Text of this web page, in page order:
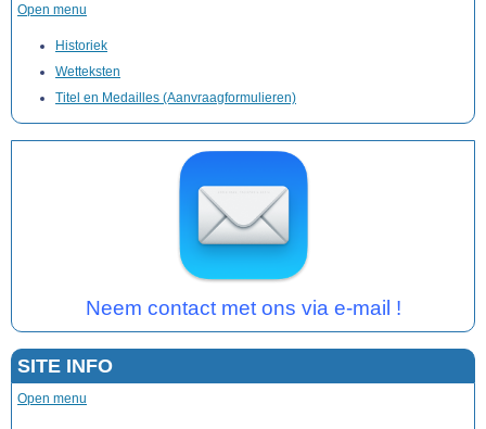
Open menu
Historiek
Wetteksten
Titel en Medailles (Aanvraagformulieren)
Neem contact met ons via e-mail !
SITE INFO
Open menu